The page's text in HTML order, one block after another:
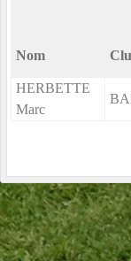
Nom
HERBETTE
Marc